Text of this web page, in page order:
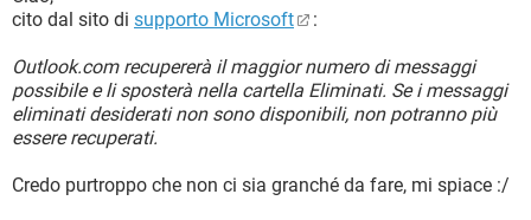
cito dal sito di supporto Microsoft :
Outlook.com recupererà il maggior numero di messaggi
possibile e li sposterà nella cartella Eliminati. Se i messaggi
eliminati desiderati non sono disponibili, non potranno più
essere recuperati.
Credo purtroppo che non ci sia granché da fare, mi spiace :/